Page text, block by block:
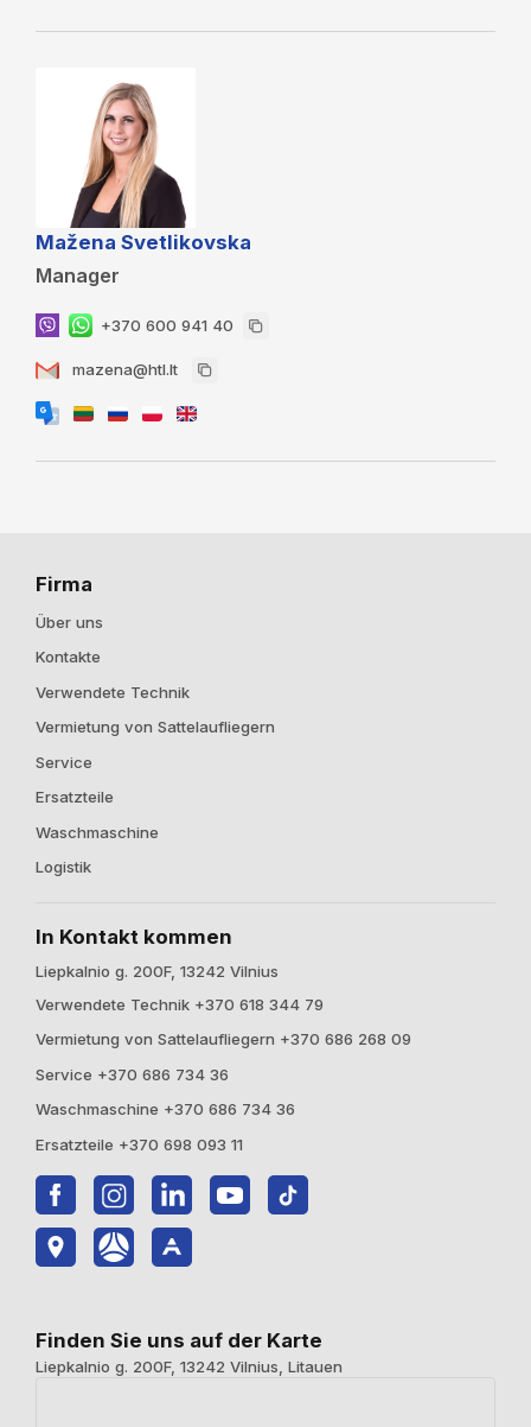
Mažena Svetlikovska
Manager
+370 600 941 40
mazena@htl.lt
Firma
Über uns
Kontakte
Verwendete Technik
Vermietung von Sattelaufliegern
Service
Ersatzteile
Waschmaschine
Logistik
In Kontakt kommen
Liepkalnio g. 200F, 13242 Vilnius
Verwendete Technik +370 618 344 79
Vermietung von Sattelaufliegern +370 686 268 09
Service +370 686 734 36
Waschmaschine +370 686 734 36
Ersatzteile +370 698 093 11
Finden Sie uns auf der Karte
Liepkalnio g. 200F, 13242 Vilnius, Litauen